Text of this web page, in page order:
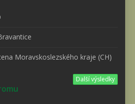
Moravskoslezského kraje (CH)
Další výsledky